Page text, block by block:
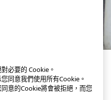
必要的 Cookie。
同意我們使用所有Cookie。
意的Cookie將會被拒絕，而您